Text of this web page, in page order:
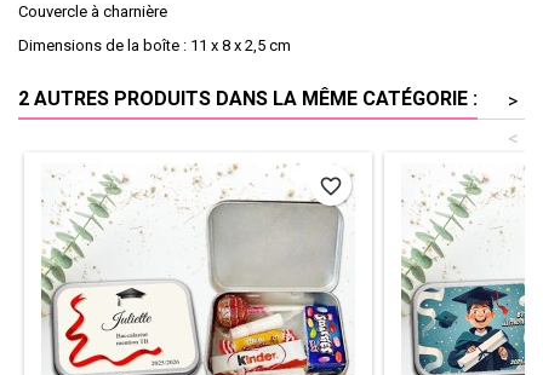
Couvercle à charnière
Dimensions de la boîte : 11 x 8 x 2,5 cm
2 AUTRES PRODUITS DANS LA MÊME CATÉGORIE :
>
<
favorite_border